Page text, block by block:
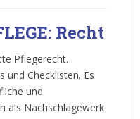
Recht
Pflegerecht.
und Checklisten. Es
und
als Nachschlagewerk